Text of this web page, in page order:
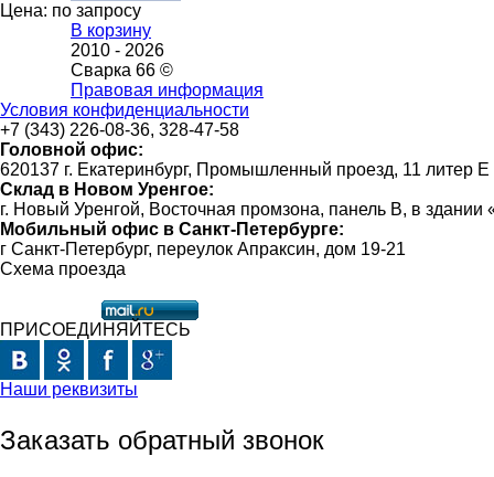
Цена: по запросу
В корзину
2010 - 2026
Сварка 66 ©
Правовая информация
Условия конфиденциальности
+7 (343) 226-08-36, 328-47-58
Головной офис:
620137 г. Екатеринбург, Промышленный проезд, 11 литер Е
Склад в Новом Уренгое:
г. Новый Уренгой, Восточная промзона, панель В, в
Мобильный офис в Санкт-Петербурге:
г Санкт-Петербург, переулок Апраксин, дом 19-21
Схема проезда
ПРИСОЕДИНЯЙТЕСЬ
Наши реквизиты
Заказать обратный звонок